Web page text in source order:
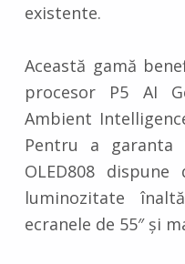
existente.
Această gamă
procesor P5 AI
Ambient
Pentru a garanta
OLED808 dispune
luminozitate
ecranele de 55″ și